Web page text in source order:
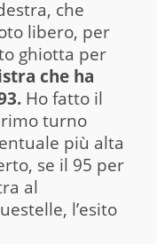
che
libero, per
ghiotta per
che ha
Ho fatto il
turno
più alta
se il 95 per
al
l’esito